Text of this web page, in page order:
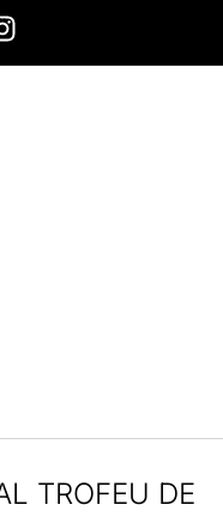
TROFEU DE